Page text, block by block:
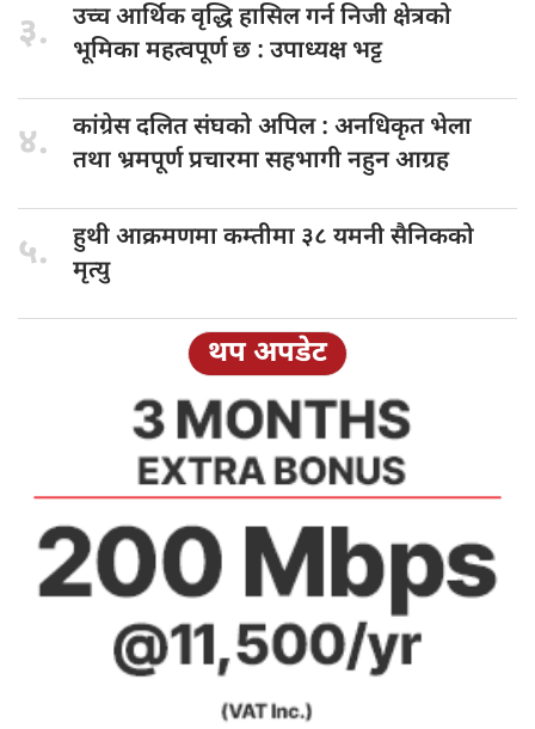
३. उच्च आर्थिकवृद्धि हासिल गर्न निजी क्षेत्रको
भूमिका महत्वपूर्ण छ : उपाध्यक्ष भट्ट
४. कांग्रेस दलितसंघको अपिल : अनधिकृत भेला
तथा भ्रमपूर्ण प्रचारमा सहभागी नहुन आग्रह
५. हुथी आक्रमणमाकम्तीमा ३८ यमनी सैनिकको
मृत्यु
थप अपडेट